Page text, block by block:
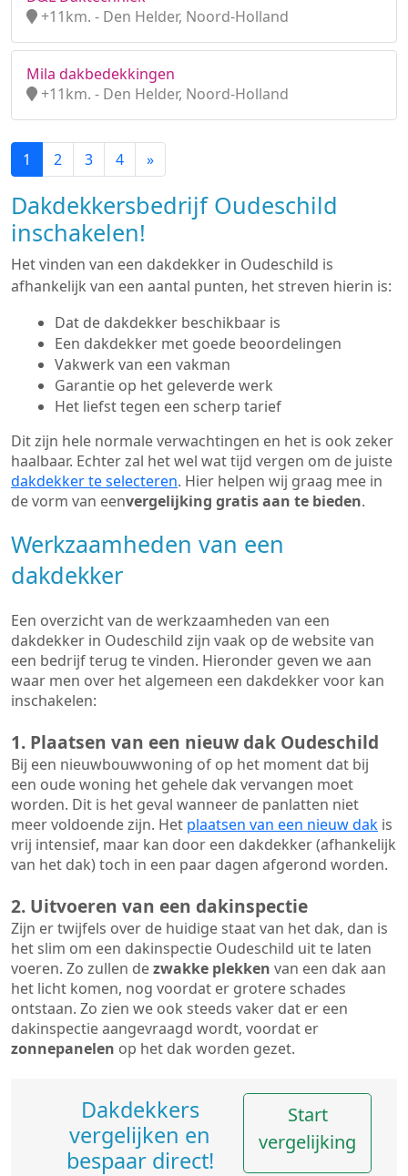
+11km. - Den Helder, Noord-Holland
Mila dakbedekkingen
+11km. - Den Helder, Noord-Holland
1 2 3 4 »
Dakdekkersbedrijf Oudeschild
inschakelen!
Het vinden van een dakdekker in Oudeschild is
afhankelijk van een aantal punten, het streven hierin is:
Dat de dakdekker beschikbaar is
Een dakdekker met goede beoordelingen
Vakwerk van een vakman
Garantie op het geleverde werk
Het liefst tegen een scherp tarief
Dit zijn hele normale verwachtingen en het is ook zeker
haalbaar. Echter zal het wel wat tijd vergen om de juiste
dakdekker te selecteren. Hier helpen wij graag mee in
de vorm van eenvergelijking gratis aan te bieden.
Werkzaamheden van een
dakdekker
Een overzicht van de werkzaamheden van een
dakdekker in Oudeschild zijn vaak op de website van
een bedrijf terug te vinden. Hieronder geven we aan
waar men over het algemeen een dakdekker voor kan
inschakelen:
1. Plaatsen van een nieuw dak Oudeschild
Bij een nieuwbouwwoning of op het moment dat bij
een oude woning het gehele dak vervangen moet
worden. Dit is het geval wanneer de panlatten niet
meer voldoende zijn. Het plaatsen van een nieuw dak is
vrij intensief, maar kan door een dakdekker (afhankelijk
van het dak) toch in een paar dagen afgerond worden.
2. Uitvoeren van een dakinspectie
Zijn er twijfels over de huidige staat van het dak, dan is
het slim om een dakinspectie Oudeschild uit te laten
voeren. Zo zullen dezwakke plekken van een dak aan
het licht komen, nog voordat er grotere schades
ontstaan. Zo zien we ook steeds vaker dat er een
dakinspectie aangevraagd wordt, voordat er
zonnepanelen op het dak worden gezet.
Dakdekkers
vergelijken en
bespaar direct!
Start
vergelijking